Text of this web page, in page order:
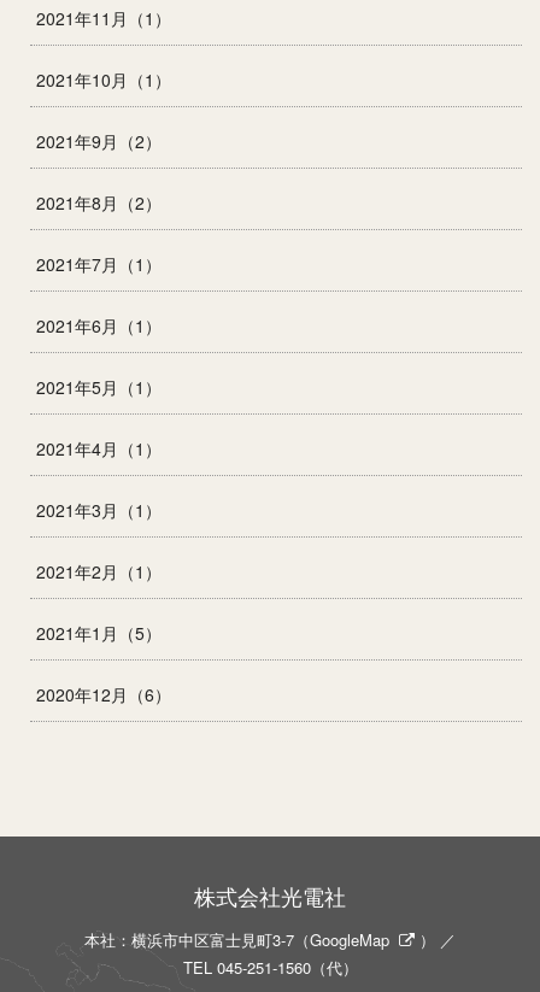
2021年11月（1）
2021年10月（1）
2021年9月（2）
2021年8月（2）
2021年7月（1）
2021年6月（1）
2021年5月（1）
2021年4月（1）
2021年3月（1）
2021年2月（1）
2021年1月（5）
2020年12月（6）
株式会社光電社
本社：横浜市中区富士見町3-7（GoogleMap
） ／
TEL 045-251-1560（代）